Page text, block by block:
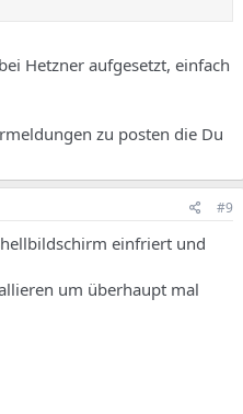
Hetzner aufgesetzt, einfach
zu posten die Du
#9
einfriert und
um überhaupt mal